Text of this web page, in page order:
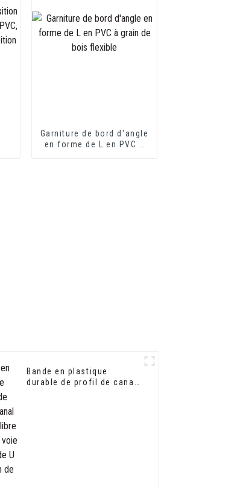
Garniture de bord d'angle
en forme de L en PVC à
Bande en plastique
durable de profil de canal